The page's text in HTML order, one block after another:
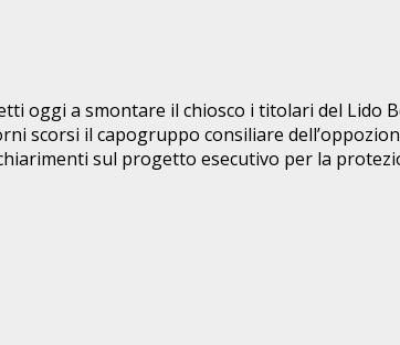
oggi a smontare il chiosco i titolari del
scorsi il capogruppo consiliare
sul progetto esecutivo per la